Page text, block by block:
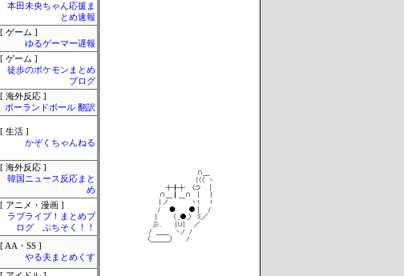
本田未央ちゃん応援ま
とめ速報
[ ゲーム ]
ゆるゲーマー遅報
[ ゲーム ]
徒歩のポケモンまとめ
ブログ
[ 海外反応 ]
ポーランドボール 翻訳
[ 生活 ]
かぞくちゃんねる
[ 海外反応 ]
韓国ニュース反応まと
め
[ アニメ・漫画 ]
ラブライブ！まとめブ
ログ ぷちそく！！
[ AA・SS ]
やる夫まとめくす